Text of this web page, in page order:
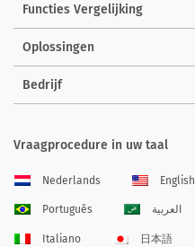
Functies Vergelijking
Oplossingen
Bedrijf
Vraagprocedure in uw taal
Nederlands English
Português العربية
Italiano 日本語